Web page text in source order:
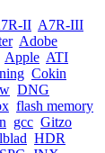
II A7R-III
Adobe
Apple ATI
Cokin
DNG
flash memory
gcc Gitzo
HDR